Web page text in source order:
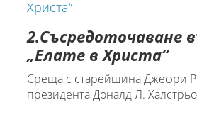
2.Съсредоточаване
„Елате в Христа“
Среща с старейшина Джефри
президента Доналд Л.